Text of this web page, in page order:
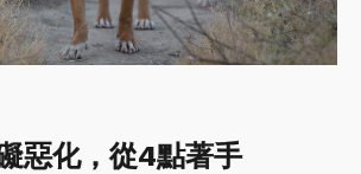
惡化，從4點著手